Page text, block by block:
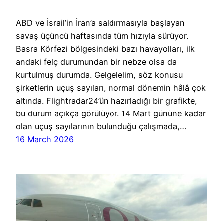
ABD ve İsrail’in İran’a saldırmasıyla başlayan
savaş üçüncü haftasında tüm hızıyla sürüyor.
Basra Körfezi bölgesindeki bazı havayolları, ilk
andaki felç durumundan bir nebze olsa da
kurtulmuş durumda. Gelgelelim, söz konusu
şirketlerin uçuş sayıları, normal dönemin hâlâ çok
altında. Flightradar24’ün hazırladığı bir grafikte,
bu durum açıkça görülüyor. 14 Mart gününe kadar
olan uçuş sayılarının bulunduğu çalışmada,…
16 March 2026